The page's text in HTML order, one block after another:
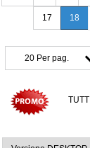
17 18
20 Per pag.
TUTTI